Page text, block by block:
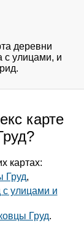
деревни
с улицами, и
карте
картах:
Груд,
улицами и
Груд.